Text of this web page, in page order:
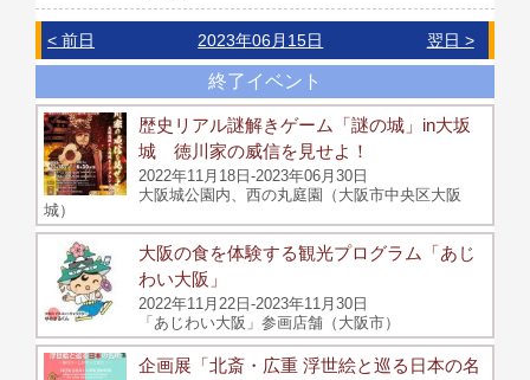
< 前日 2023年06月15日 翌日 >
終了イベント
歴史リアル謎解きゲーム「謎の城」in大坂
城 徳川家の威信を見せよ！
2022年11月18日-2023年06月30日
大阪城公園内、西の丸庭園（大阪市中央区大阪
城）
大阪の食を体験する観光プログラム「あじ
わい大阪」
2022年11月22日-2023年11月30日
「あじわい大阪」参画店舗（大阪市）
企画展「北斎・広重 浮世絵と巡る日本の名